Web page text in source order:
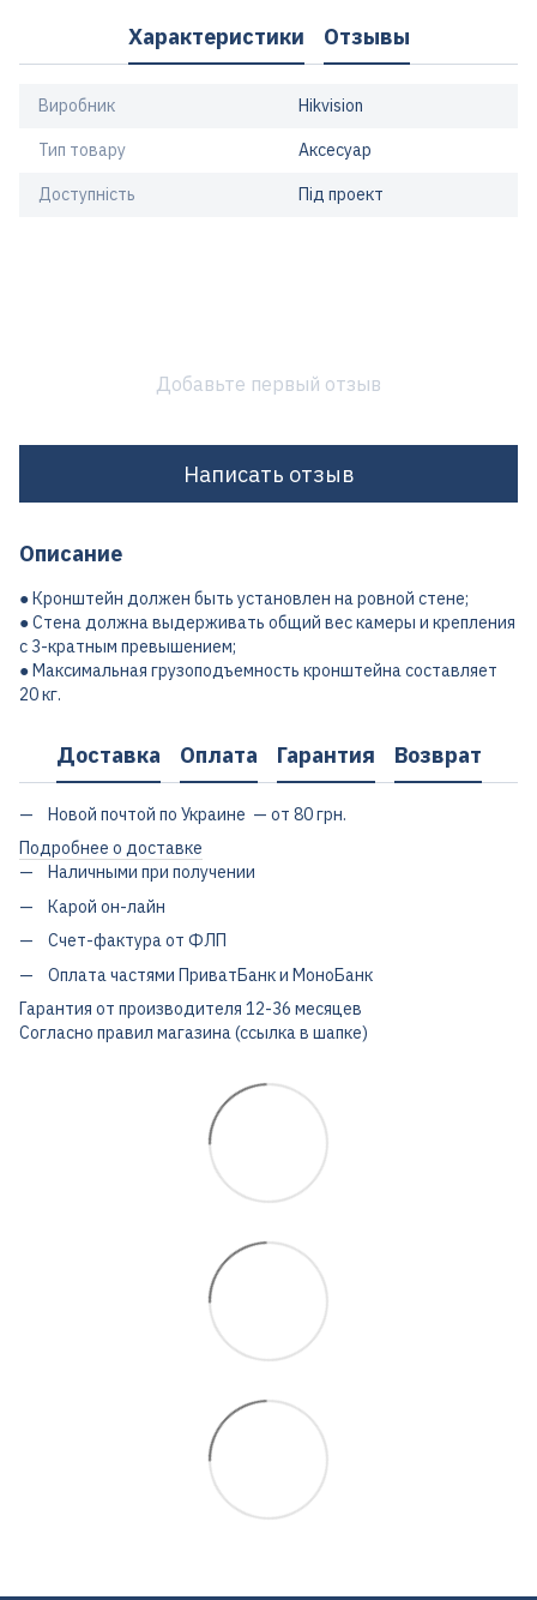
Характеристики Отзывы
Виробник Hikvision
Тип товару Аксесуар
Доступність Під проект
Добавьте первый отзыв
Написать отзыв
Описание
● Кронштейн должен быть установлен на ровной стене;
● Стена должна выдерживать общий вес камеры и крепления
с 3-кратным превышением;
● Максимальная грузоподъемность кронштейна составляет
20 кг.
Доставка Оплата Гарантия Возврат
Новой почтой по Украине — от 80 грн.
Подробнее о доставке
Наличными при получении
Карой он-лайн
Счет-фактура от ФЛП
Оплата частями ПриватБанк и МоноБанк
Гарантия от производителя 12-36 месяцев
Согласно правил магазина (ссылка в шапке)